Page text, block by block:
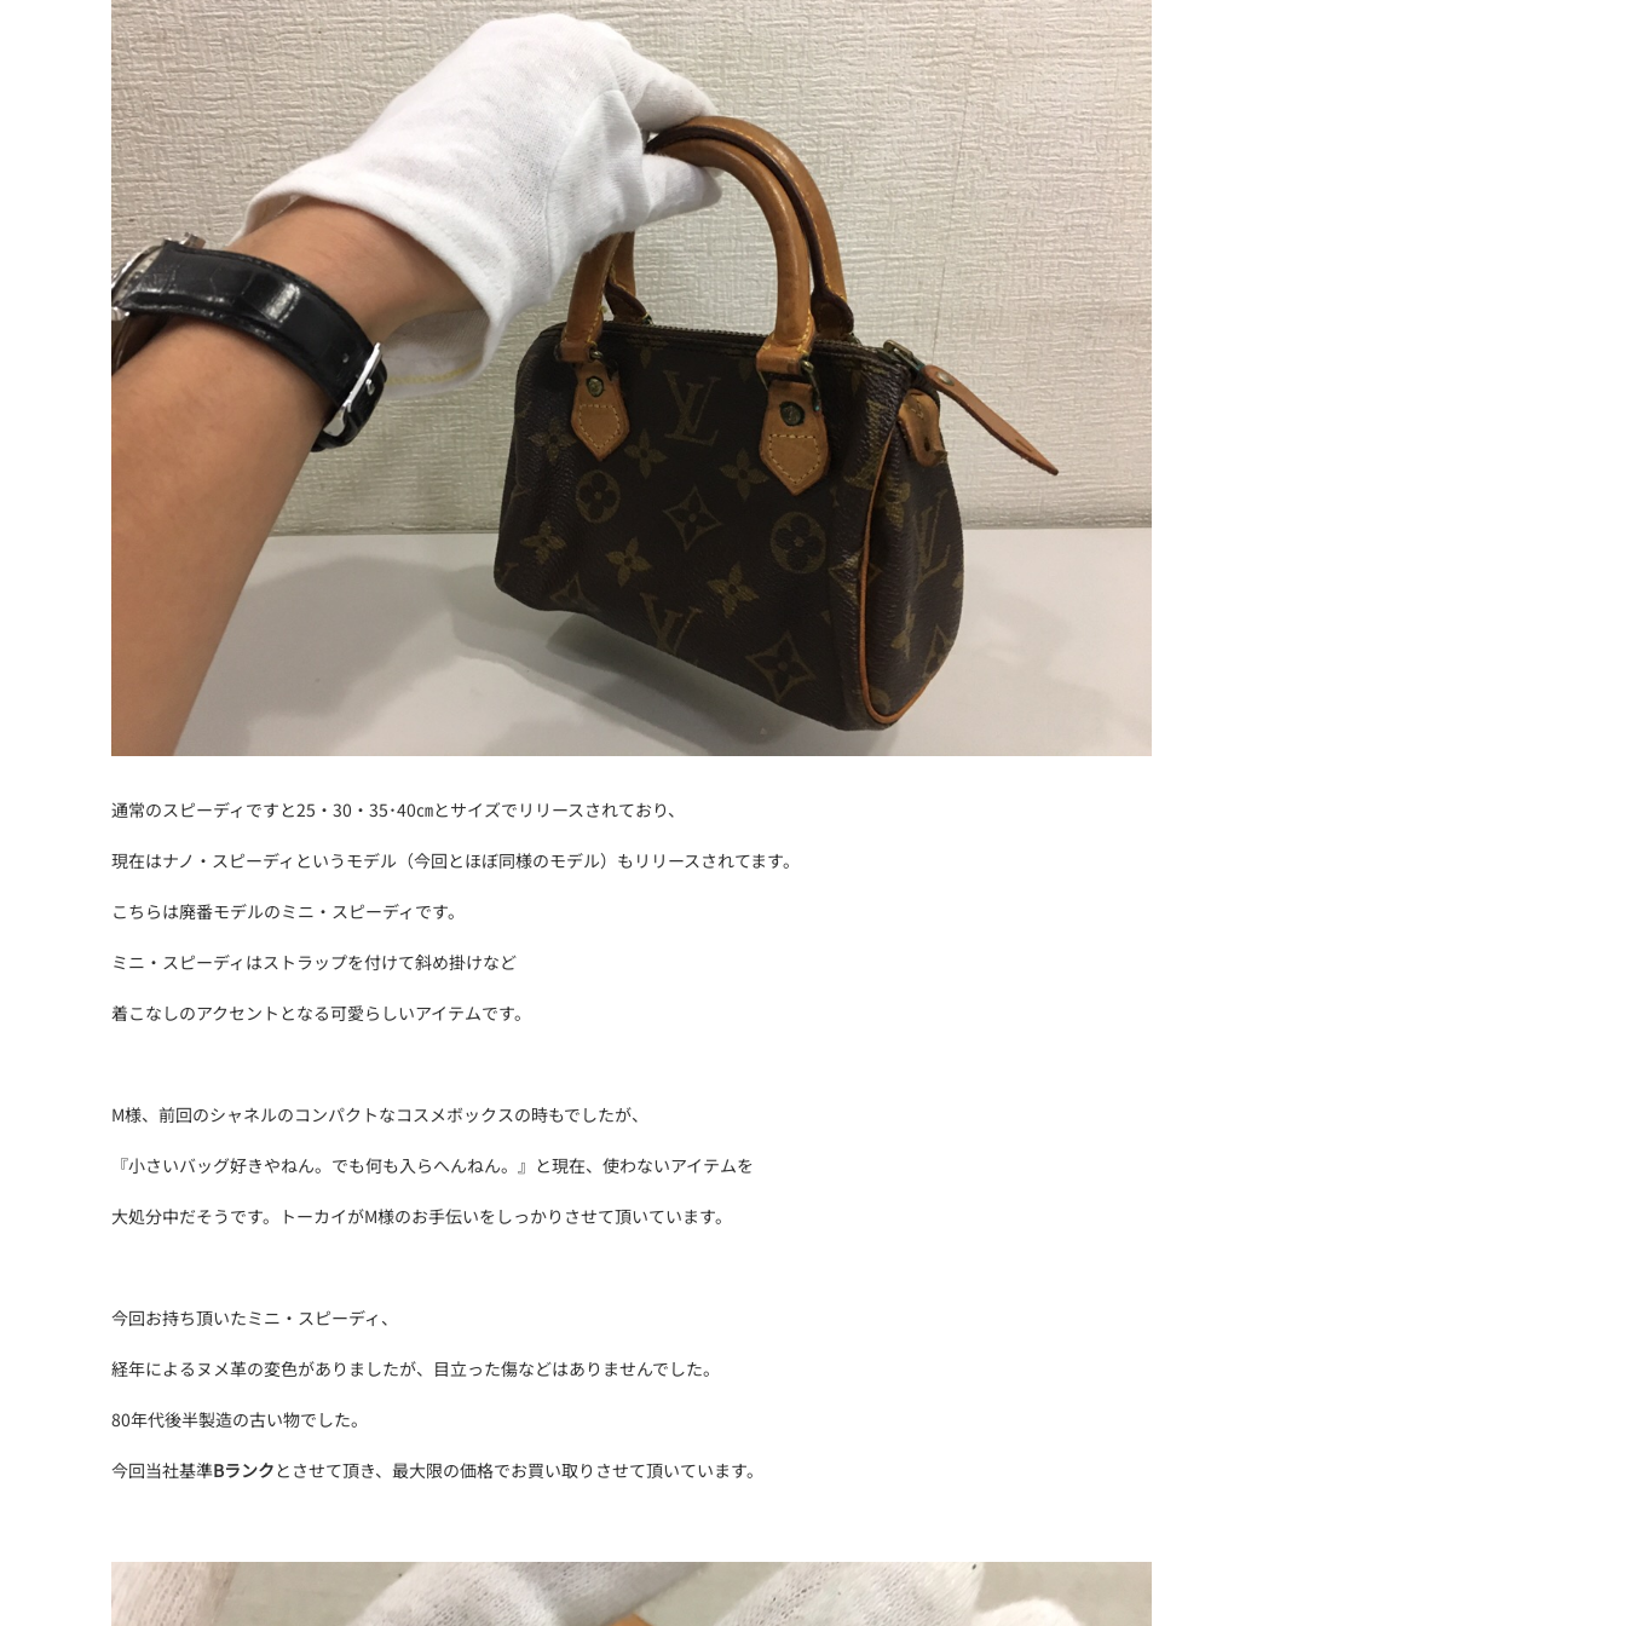
通常のスピーディですと25・30・35･40㎝とサイズでリリースされており、
現在はナノ・スピーディというモデル（今回とほぼ同様のモデル）もリリースされてます。
こちらは廃番モデルのミニ・スピーディです。
ミニ・スピーディはストラップを付けて斜め掛けなど
着こなしのアクセントとなる可愛らしいアイテムです。
M様、前回のシャネルのコンパクトなコスメボックスの時もでしたが、
『小さいバッグ好きやねん。でも何も入らへんねん。』と現在、使わないアイテムを
大処分中だそうです。トーカイがM様のお手伝いをしっかりさせて頂いています。
今回お持ち頂いたミニ・スピーディ、
経年によるヌメ革の変色がありましたが、目立った傷などはありませんでした。
80年代後半製造の古い物でした。
今回当社基準Bランクとさせて頂き、最大限の価格でお買い取りさせて頂いています。